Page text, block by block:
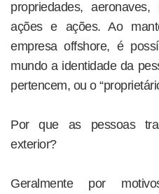
propriedades,
ações e ações. Ao
empresa offshore, é
mundo a identidade da
pertencem, ou o
Por que as pessoas
exterior?
Geralmente por